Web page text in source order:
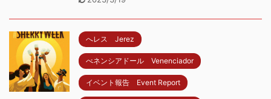
へレス Jerez
べネンシアドール Venenciador
イベント報告 Event Report